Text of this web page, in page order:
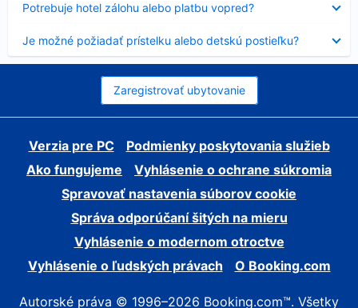
Potrebuje hotel zálohu alebo platbu vopred?
sa
Je možné požiadať prístelku alebo detskú postieľku?
sa
Zaregistrovať ubytovanie
Verzia pre PC
Podmienky poskytovania služieb
Ako fungujeme
Vyhlásenie o ochrane súkromia
Spravovať nastavenia súborov cookie
Správa odporúčaní šitých na mieru
Vyhlásenie o modernom otroctve
Vyhlásenie o ľudských právach
O Booking.com
Autorské práva © 1996–2026 Booking.com™. Všetky